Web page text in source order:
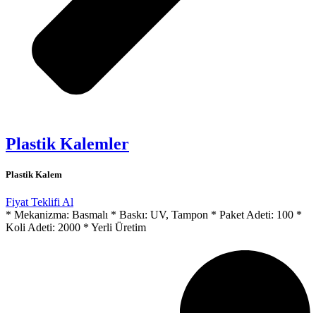
Plastik Kalemler
Plastik Kalem
Fiyat Teklifi Al
* Mekanizma: Basmalı * Baskı: UV, Tampon * Paket Adeti: 100 *
Koli Adeti: 2000 * Yerli Üretim